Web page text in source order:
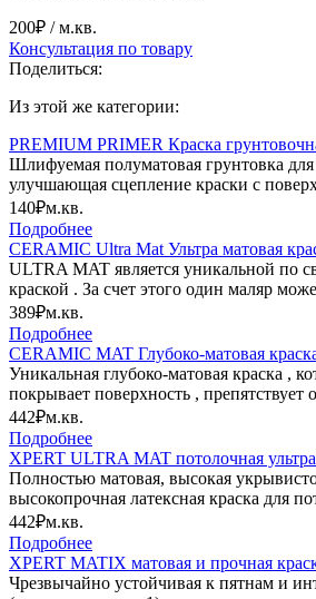
200₽ / м.кв.
Консультация по товару
Поделиться:
Из этой же категории:
PREMIUM PRIMER Краска
Шлифуемая полуматовая грунтовка
улучшающая сцепление краски с
140₽м.кв.
Подробнее
CERAMIC Ultra Mat Ультра матовая
ULTRA MAT является уникальной по
краской . За счет этого один маляр
389₽м.кв.
Подробнее
CERAMIC MAT Глубоко-матовая
Уникальная глубоко-матовая краска ,
покрывает поверхность , препятствует
442₽м.кв.
Подробнее
XPERT ULTRA MAT потолочная
Полностью матовая, высокая
высокопрочная латексная краска для
442₽м.кв.
Подробнее
XPERT MATIX матовая и прочная
Чрезвычайно устойчивая к пятнам и